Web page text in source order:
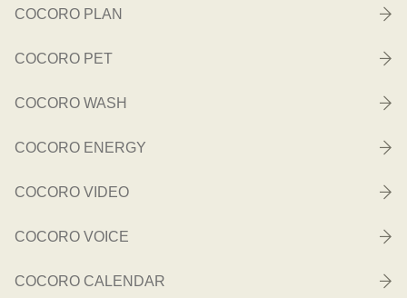
COCORO PLAN
COCORO PET
COCORO WASH
COCORO ENERGY
COCORO VIDEO
COCORO VOICE
COCORO CALENDAR